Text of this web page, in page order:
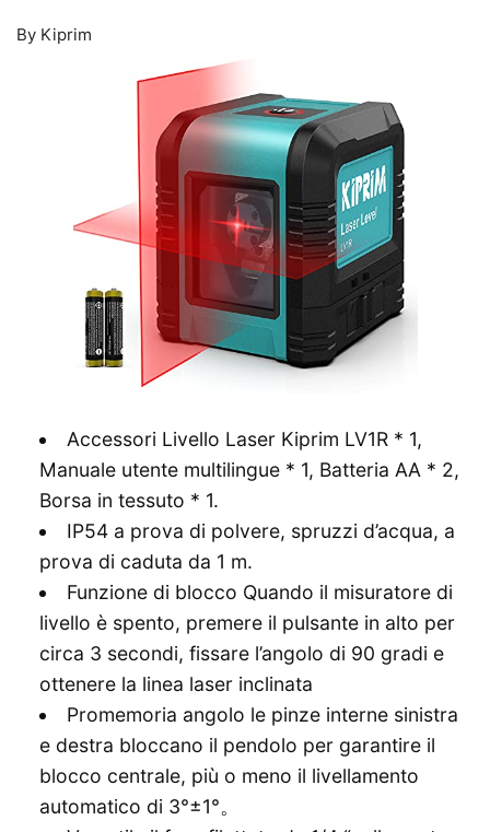
By Kiprim
Accessori Livello Laser Kiprim LV1R * 1,
Manuale utente multilingue * 1, Batteria AA * 2,
Borsa in tessuto * 1.
IP54 a prova di polvere, spruzzi d’acqua, a
prova di caduta da 1 m.
Funzione di blocco Quando il misuratore di
livello è spento, premere il pulsante in alto per
circa 3 secondi, fissare l’angolo di 90 gradi e
ottenere la linea laser inclinata
Promemoria angolo le pinze interne sinistra
e destra bloccano il pendolo per garantire il
blocco centrale, più o meno il livellamento
automatico di 3°±1°。